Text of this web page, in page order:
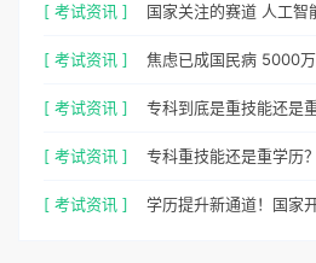
[ 考试资讯 ]
[ 考试资讯 ]
[ 考试资讯 ]
[ 考试资讯 ]
[ 考试资讯 ]